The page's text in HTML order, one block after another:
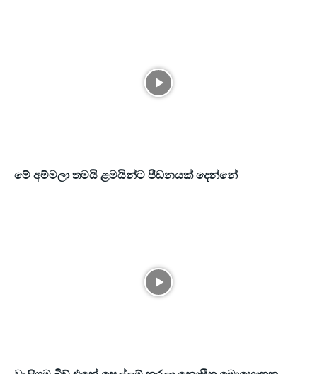
මේ අම්මලා තමයි ළමයින්ට පීඩනයක් දෙන්නේ